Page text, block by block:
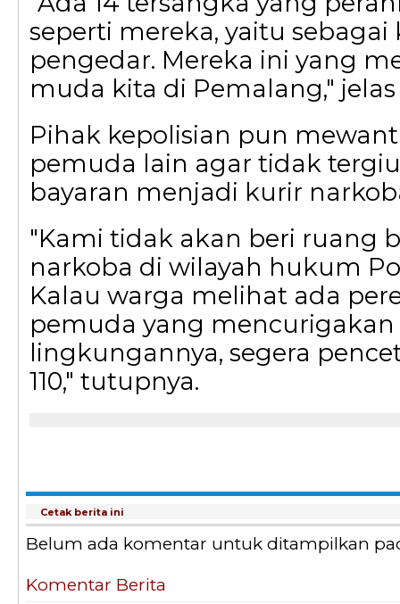
seperti mereka, yaitu
pengedar. Mereka ini yang
muda kita di Pemalang," jelas
Pihak kepolisian pun
pemuda lain agar tidak
bayaran menjadi kurir
"Kami tidak akan beri ruang
narkoba di wilayah hukum
Kalau warga melihat ada
pemuda yang mencurigakan
lingkungannya, segera
110," tutupnya.
Cetak berita ini
Belum ada komentar untuk ditampilkan
Komentar Berita